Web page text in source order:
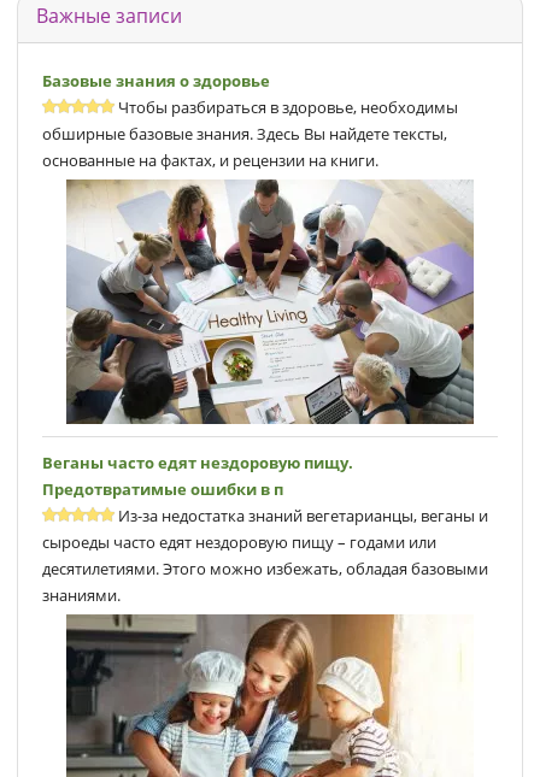
Важные записи
Базовые знания о здоровье
Чтобы разбираться в здоровье, необходимы
обширные базовые знания. Здесь Вы найдете тексты,
основанные на фактах, и рецензии на книги.
Веганы часто едят нездоровую пищу.
Предотвратимые ошибки в п
Из-за недостатка знаний вегетарианцы, веганы и
сыроеды часто едят нездоровую пищу – годами или
десятилетиями. Этого можно избежать, обладая базовыми
знаниями.